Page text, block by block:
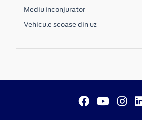
Mediu inconjurator
Vehicule scoase din uz